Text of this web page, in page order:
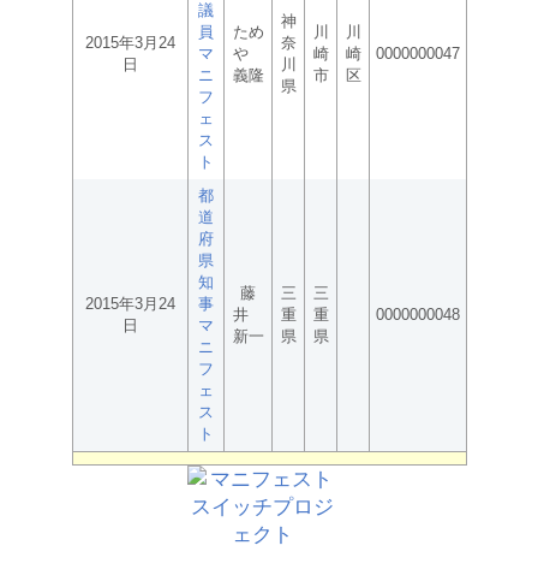
2015年3月24
日
議
員
マ
ニ
フ
ェ
ス
ト
ため
や
義隆
神
奈
川
県
川
崎
市
川
崎
区
0000000047
2015年3月24
日
都
道
府
県
知
事
マ
ニ
フ
ェ
ス
ト
藤
井
新一
三
重
県
三
重
県
0000000048